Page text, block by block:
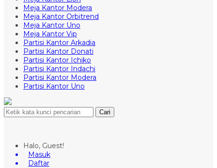
Meja Kantor Modera
Meja Kantor Orbitrend
Meja Kantor Uno
Meja Kantor Vip
Partisi Kantor Arkadia
Partisi Kantor Donati
Partisi Kantor Ichiko
Partisi Kantor Indachi
Partisi Kantor Modera
Partisi Kantor Uno
Cari
Halo, Guest!
Masuk
Daftar